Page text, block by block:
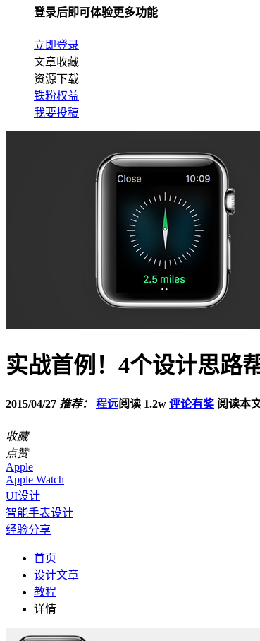
登录后即可体验更多功能
立即登录
文章收藏
资源下载
铁粉权益
我要投稿
实战首例！4个设计思路
2015/04/27 推荐： 程远阅读 1.2w 评论有奖 阅读本
收藏
点赞
Apple
Apple Watch
UI设计
智能手表设计
经验分享
首页
设计文章
教程
详情